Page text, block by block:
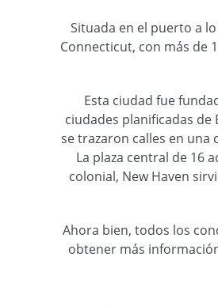
Situada en el puerto a
Connecticut, con más de
Esta ciudad fue
ciudades planificadas de
se trazaron calles en una
La plaza central de 16
colonial, New Haven
Ahora bien, todos los
obtener más